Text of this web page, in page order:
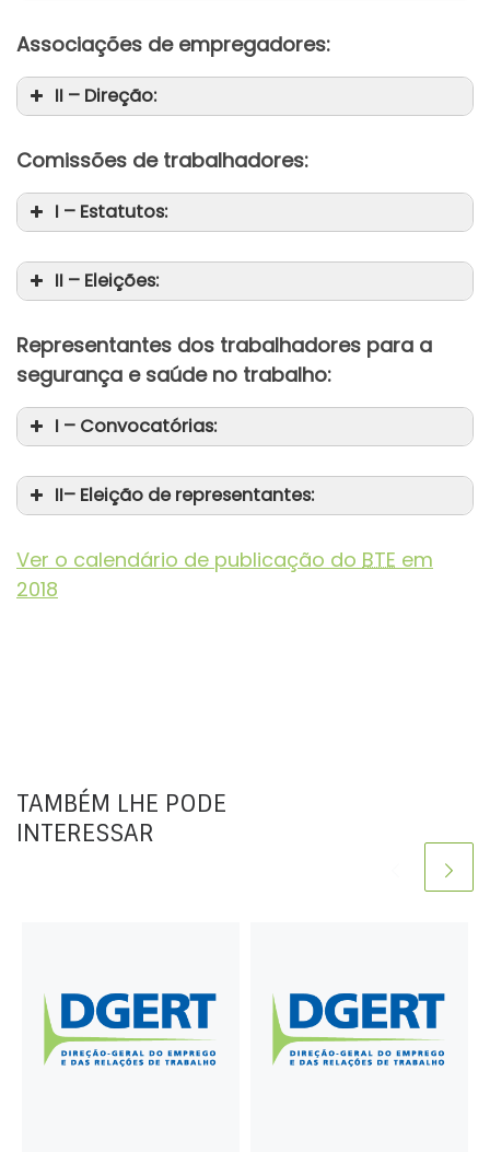
Associações de empregadores:
II – Direção:
Comissões de trabalhadores:
I – Estatutos:
da
II – Eleições:
Representantes dos trabalhadores para a
segurança e saúde no trabalho:
I – Convocatórias:
II– Eleição de representantes:
da
Ver o calendário de publicação do BTE em
2018
TAMBÉM LHE PODE
INTERESSAR